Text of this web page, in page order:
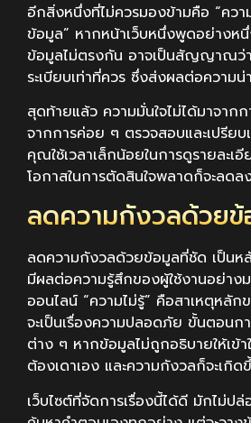
อีกสิ่งหนึ่งที่ไม่ควรมองข้ามคือ “ควา
ข้อมูล” หากหน้าเว็บหนึ่งพูดอย่างห
ข้อมูลไม่ตรงกัน อาจเป็นสัญญาณว่า
ระเบียบเท่าที่ควร ซึ่งส่งผลต่อความน่
สุดท้ายแล้ว ความมั่นใจไม่ได้มาจาก
จากการค่อย ๆ ตรวจสอบและเปรีย
คุณใช้เวลาเล็กน้อยในการดูรายละเ
โอกาสในการตัดสินใจพลาดก็จะลดล
ลดความกังวลด้วย
ลดความกังวลด้วยข้อมูลที่ชัด เป็นห
มีผลต่อความรู้สึกของผู้ใช้งานอย่างม
ออนไลน์ “ความไม่รู้” คือสาเหตุหลัก
จะเป็นเรื่องความปลอดภัย ขั้นตอนก
ต่าง ๆ หากข้อมูลไม่ถูกอธิบายให้เข้
ต้องเดาเอง และความกังวลก็จะเกิ
เว็บไซต์ที่จัดการเรื่องนี้ได้ดี มักไม่ป